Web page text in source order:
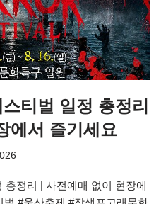
티벌 일정 총정리
에서 즐기세요
총정리 | 사전예매 없이 현장에